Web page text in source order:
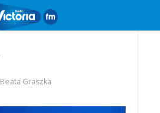
Beata Graszka